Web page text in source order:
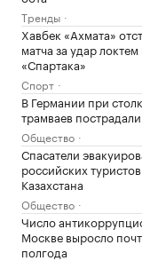
Тренды
Хавбек «Ахмата»
матча за удар
«Спартака»
Спорт
В Германии при
трамваев
Общество
Спасатели
российских
Казахстана
Общество
Число
Москве выросло
полгода